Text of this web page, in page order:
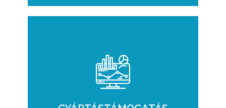
A PROD szoftverünketbevezetési költség
havi fenntartási díjjal és 6 hónapos
pénzvisszafizetési garanciával kínáljuk Önnek!